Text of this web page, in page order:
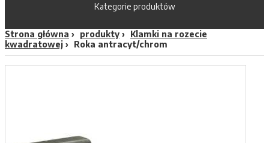
Kategorie produktów
Strona główna produkty
Klamki na rozecie
kwadratowej
Roka antracyt/chrom